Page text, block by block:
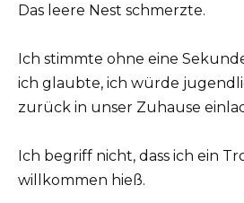
Das leere Nest schmerzte.
Ich stimmte ohne eine
ich glaubte, ich würde
zurück in unser Zuhause
Ich begriff nicht, dass ich ein
willkommen hieß.